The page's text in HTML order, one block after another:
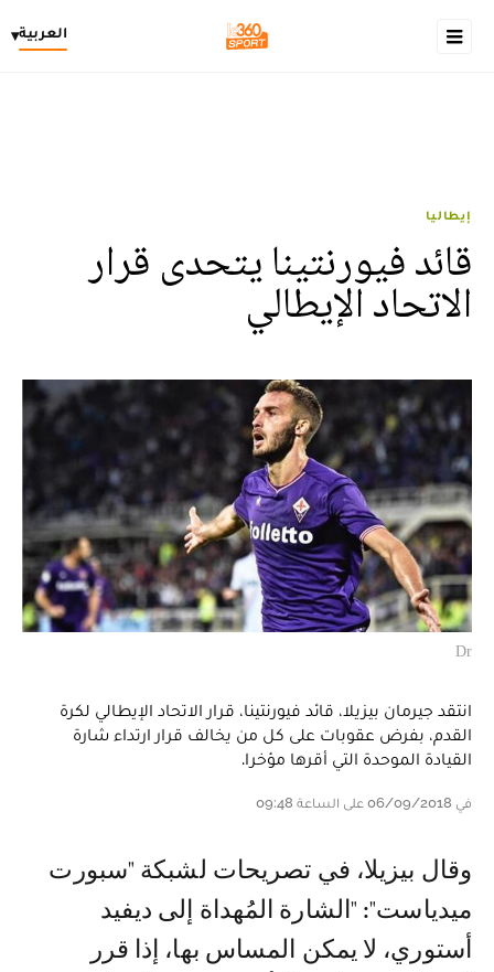
العربية▾
إيطاليا
قائد فيورنتينا يتحدى قرار
الاتحاد الإيطالي
Dr
انتقد جيرمان بيزيلا، قائد فيورنتينا، قرار الاتحاد الإيطالي لكرة
القدم، بفرض عقوبات على كل من يخالف قرار ارتداء شارة
القيادة الموحدة التي أقرها مؤخرا.
في 06/09/2018 على الساعة 09:48
وقال بيزيلا، في تصريحات لشبكة "سبورت
ميدياست": "الشارة المُهداة إلى ديفيد
أستوري، لا يمكن المساس بها، إذا قرر